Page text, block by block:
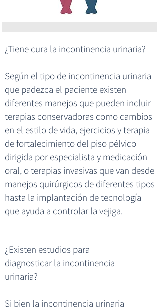
¿Tiene cura la incontinencia urinaria?
​​Según el tipo de incontinencia urinaria
que padezca el paciente existen
diferentes manejos que pueden incluir
terapias conservadoras como cambios
en el estilo de vida, ejercicios y terapia
de fortalecimiento del piso pélvico
dirigida por especialista y medicación
oral, o terapias invasivas que van desde
manejos quirúrgicos de diferentes tipos
hasta la implantación de tecnología
que ayuda a controlar la vejiga.
¿Existen estudios para
diagnosticar la incontinencia
urinaria?
Si bien la incontinencia urinaria